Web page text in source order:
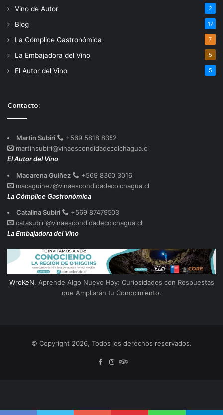
Vino de Autor 2
Blog 17
La Cómplice Gastronómica 7
La Embajadora del Vino 5
El Autor del Vino 5
Contacto:
Martin Subiri
+569 5818 8352
martinsubiri@vinaescondidadecolchagua.cl
El Autor del Vino
Macarena Guiñez
+569 8360 3016
macaguinez@vinaescondidadecolchagua.cl
La Cómplice Gastronómica
Catalina Subiri
+569 87479503
catasubiri@vinaescondidadecolchagua.cl
La Embajadora del Vino
WroKeN, Aprende Algo Nuevo Hoy: Curiosidades con Respuestas
que Ampliarán tu Conocimiento.
© Copyright 2026, Todos los derechos reservados.